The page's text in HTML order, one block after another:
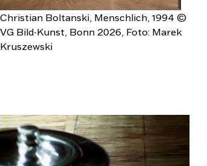
Christian Boltanski, Menschlich, 1994 ©
VG Bild-Kunst, Bonn 2026, Foto: Marek
Kruszewski